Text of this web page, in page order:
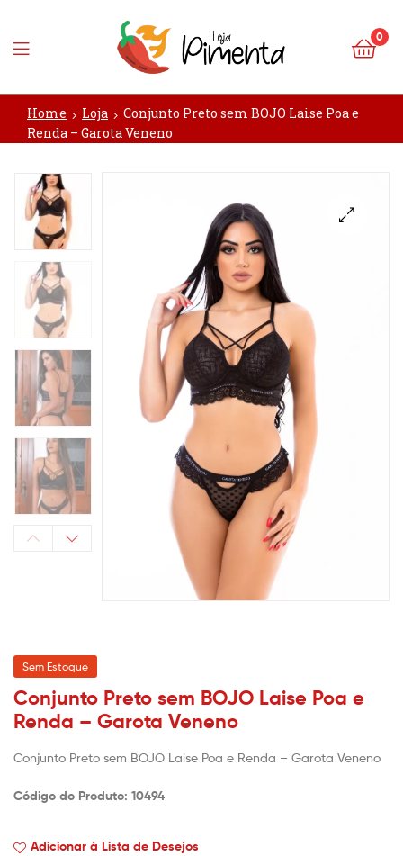
Loja
Pimenta
0
Home Loja
Conjunto Preto sem BOJO Laise Poa e
Renda – Garota Veneno
Sem Estoque
Conjunto Preto sem BOJO Laise Poa e
Renda – Garota Veneno
Conjunto Preto sem BOJO Laise Poa e Renda – Garota Veneno
Código do Produto: 10494
Adicionar à Lista de Desejos